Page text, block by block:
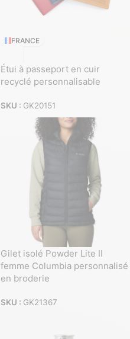
FRANCE
Étui à passeport en cuir
recyclé personnalisable
SKU : GK20151
Gilet isolé Powder Lite II
femme Columbia personnalisé
en broderie
SKU : GK21367